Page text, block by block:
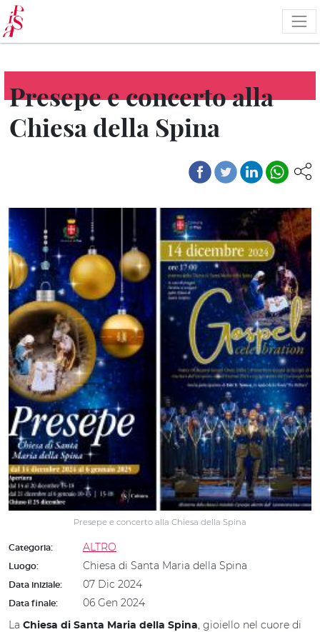
Salta
al
contenuto
principale
Presepe e concerto alla
Chiesa della Spina
Presepe e concerto alla Chiesa della Spina
Categoria: ALTRO
Luogo: Chiesa di Santa Maria della Spina
Data iniziale: 07 Dic 2024
Data finale:
06 Gen 2024
La Chiesa di Santa Maria della Spina, gioiello nel cuore di